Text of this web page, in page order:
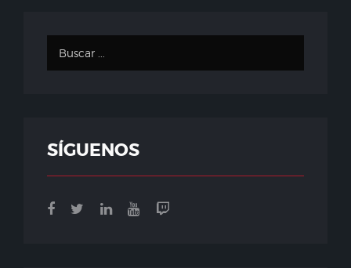
SÍGUENOS